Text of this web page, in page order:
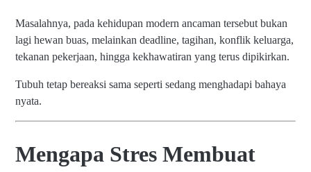
Masalahnya, pada kehidupan modern ancaman tersebut bukan
lagi hewan buas, melainkan deadline, tagihan, konflik keluarga,
tekanan pekerjaan, hingga kekhawatiran yang terus dipikirkan.
Tubuh tetap bereaksi sama seperti sedang menghadapi bahaya
nyata.
Mengapa Stres Membuat